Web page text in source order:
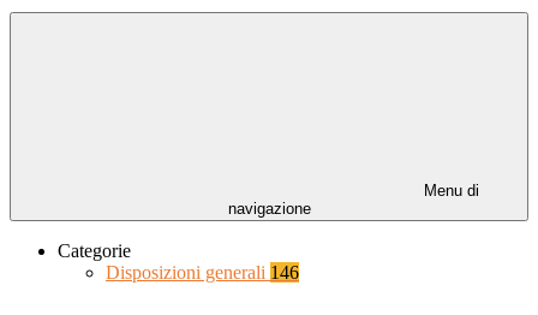
Menu di
navigazione
Categorie
Disposizioni generali 146